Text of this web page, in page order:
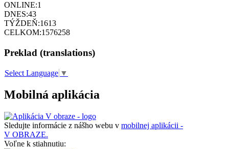
ONLINE:1
DNES:43
TÝŽDEŇ:1613
CELKOM:1576258
Preklad (translations)
Select Language ▼
Mobilná aplikácia
Sledujte informácie z nášho webu v mobilnej aplikácii -
V OBRAZE.
Voľne k stiahnutiu: